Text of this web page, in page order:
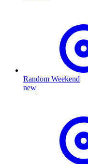
Random Weekend
new